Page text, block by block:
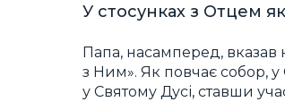
У стосунках з Отцем як
Папа, насамперед, вказав
з Ним». Як повчає собор,
у Святому Дусі, ставши